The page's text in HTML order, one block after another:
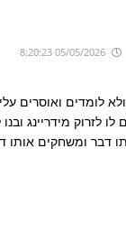
05/05/2026 8:20:23
זריקה מה2 לא יעילה ולא
לזרוק מידריינג
דבר ומשחקים אותו